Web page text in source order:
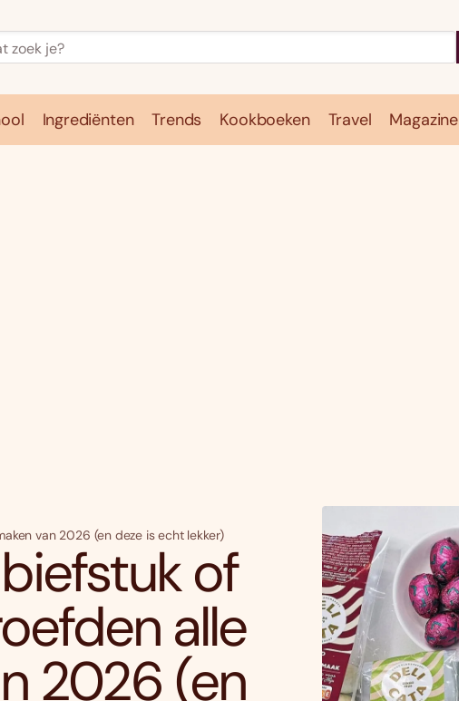
Ingrediënten Trends Kookboeken Travel Magazine
van 2026 (en deze is echt lekker)
of
alle
2026 (en